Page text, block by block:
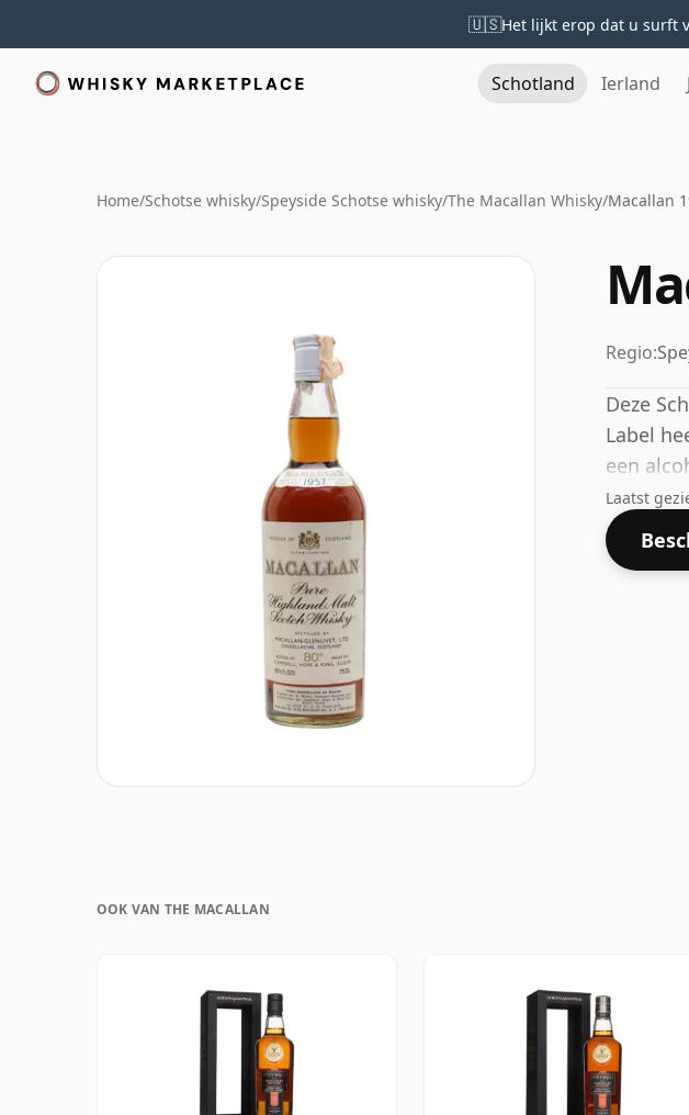
🇺🇸Het lijkt erop dat u surft
Schotland Ierland
Home/Schotse whisky/Speyside Schotse whisky/The Macallan Whisky/Macallan
Regio:
Deze
Label
een
75cl.
Laatst
OOK VAN THE MACALLAN